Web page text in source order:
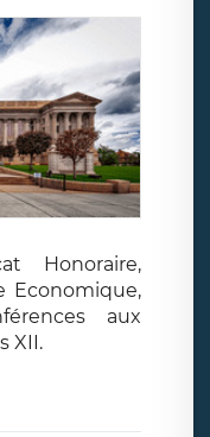
Honoraire,
Economique,
aux
XII.